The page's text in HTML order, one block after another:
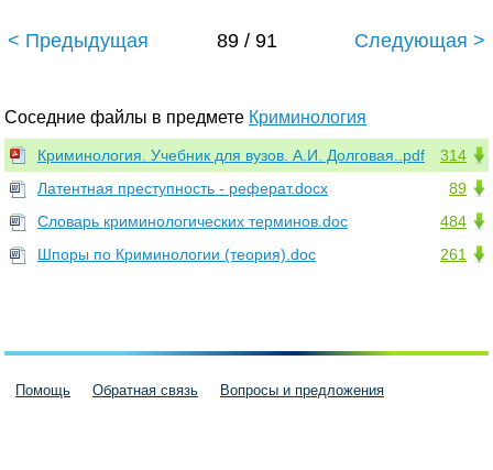
< Предыдущая 89 / 91 Следующая >
Соседние файлы в предмете Криминология
314
Криминология. Учебник для вузов. А.И. Долговая..pdf
89
Латентная преступность - реферат.docx
484
Словарь криминологических терминов.doc
261
Шпоры по Криминологии (теория).doc
Помощь Обратная связь Вопросы и предложения